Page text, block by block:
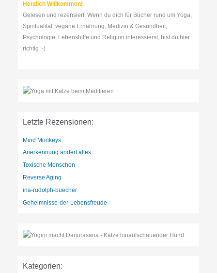
Herzlich Willkommen!
Gelesen und rezensiert! Wenn du dich für Bücher rund um Yoga,
Spiritualität, vegane Ernährung, Medizin & Gesundheit,
Psychologie, Lebenshilfe und Religion interessierst, bist du hier
richtig :-)
Letzte Rezensionen:
Mind Monkeys
Anerkennung ändert alles
Toxische Menschen
Reverse Aging
ina-rudolph-buecher
Geheimnisse-der-Lebensfreude
Kategorien: